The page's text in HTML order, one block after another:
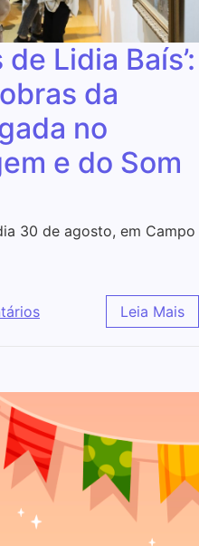
Lidia Baís’:
da
no
e do Som
30 de agosto, em Campo
Leia Mais